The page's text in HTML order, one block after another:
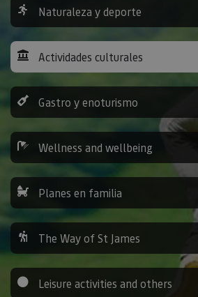
Naturaleza y deporte
Actividades culturales
Gastro y enoturismo
Wellness and wellbeing
Planes en familia
The Way of St James
Leisure activities and others